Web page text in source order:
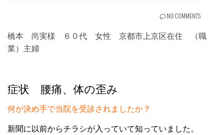
NO COMMENTS
橋本 尚実様 ６０代 女性 京都市上京区在住 （職
業）主婦
症状 腰痛、体の歪み
何が決め手で当院を受診されましたか？
新聞に以前からチラシが入っていて知っていました。